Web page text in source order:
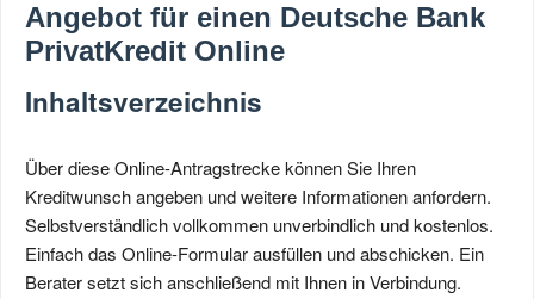
Angebot für einen Deutsche Bank
PrivatKredit Online
Inhaltsverzeichnis
Über diese Online-Antragstrecke können Sie Ihren
Kreditwunsch angeben und weitere Informationen anfordern.
Selbstverständlich vollkommen unverbindlich und kostenlos.
Einfach das Online-Formular ausfüllen und abschicken. Ein
Berater setzt sich anschließend mit Ihnen in Verbindung.